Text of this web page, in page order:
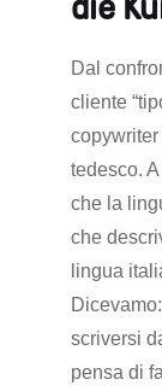
Dal
cliente
tedesco.
che la
che
lingua
scriversi
pensa di